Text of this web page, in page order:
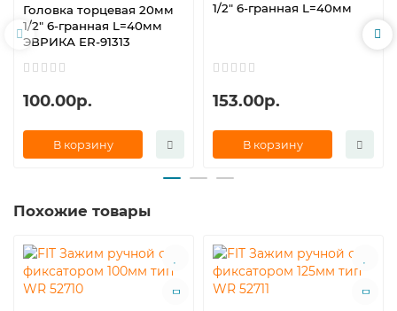
Головка торцевая 20мм
1/2" 6-гранная L=40мм
ЭВРИКА ER-91313
100.00р.
В корзину
1/2" 6-гранная L=40мм
153.00р.
В корзину
Похожие товары